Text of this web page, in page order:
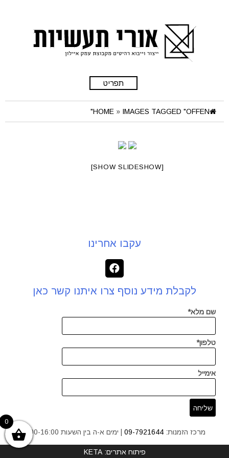
תפריט
HOME » IMAGES TAGGED "OFFEN"
[SHOW SLIDESHOW]
עקבו אחרינו
לקבלת מידע נוסף צרו איתנו קשר כאן
שם מלא*
טלפון*
אימייל
מרכז הזמנות: 09-7921644 | ימים א-ה בין השעות 9:00-16:00
0
פיתוח אתרים: KETA